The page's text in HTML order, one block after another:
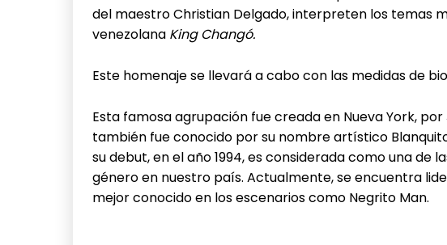
del maestro Christian Delgado, interpreten los temas
venezolana King Changó.
Este homenaje se llevará a cabo con las medidas de
Esta famosa agrupación fue creada en Nueva York,
también fue conocido por su nombre artístico
su debut, en el año 1994, es considerada como una de
género en nuestro país. Actualmente, se encuentra
mejor conocido en los escenarios como Negrito Man.